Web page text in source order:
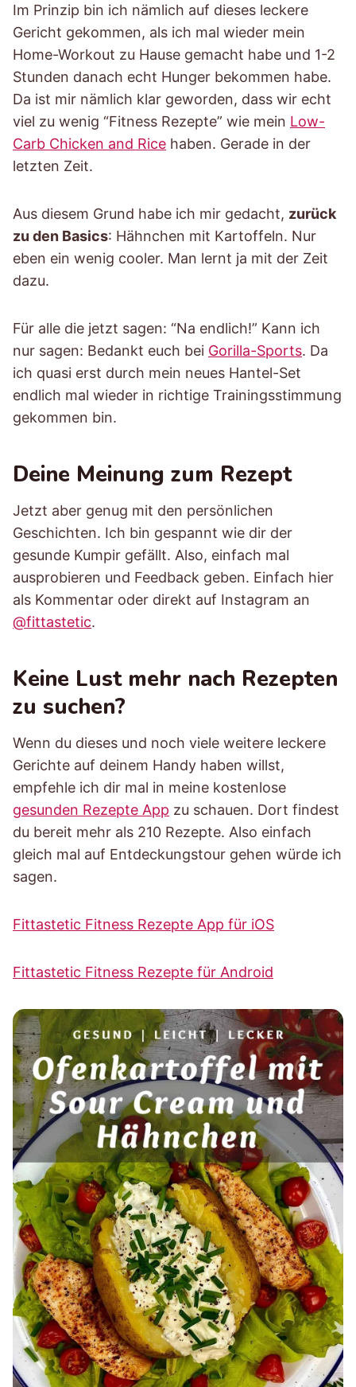
Im Prinzip bin ich nämlich auf dieses leckere
Gericht gekommen, als ich mal wieder mein
Home-Workout zu Hause gemacht habe und 1-2
Stunden danach echt Hunger bekommen habe.
Da ist mir nämlich klar geworden, dass wir echt
viel zu wenig “Fitness Rezepte” wie mein Low-
Carb Chicken and Rice haben. Gerade in der
letzten Zeit.
Aus diesem Grund habe ich mir gedacht, zurück
zu den Basics: Hähnchen mit Kartoffeln. Nur
eben ein wenig cooler. Man lernt ja mit der Zeit
dazu.
Für alle die jetzt sagen: “Na endlich!” Kann ich
nur sagen: Bedankt euch bei Gorilla-Sports. Da
ich quasi erst durch mein neues Hantel-Set
endlich mal wieder in richtige Trainingsstimmung
gekommen bin.
Deine Meinung zum Rezept
Jetzt aber genug mit den persönlichen
Geschichten. Ich bin gespannt wie dir der
gesunde Kumpir gefällt. Also, einfach mal
ausprobieren und Feedback geben. Einfach hier
als Kommentar oder direkt auf Instagram an
@fittastetic.
Keine Lust mehr nach Rezepten
zu suchen?
Wenn du dieses und noch viele weitere leckere
Gerichte auf deinem Handy haben willst,
empfehle ich dir mal in meine kostenlose
gesunden Rezepte App zu schauen. Dort findest
du bereit mehr als 210 Rezepte. Also einfach
gleich mal auf Entdeckungstour gehen würde ich
sagen.
Fittastetic Fitness Rezepte App für iOS
Fittastetic Fitness Rezepte für Android